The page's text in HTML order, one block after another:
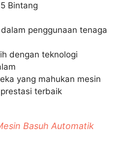
5 Bintang
penggunaan tenaga
dengan teknologi
yang mahukan mesin
terbaik
Basuh Automatik